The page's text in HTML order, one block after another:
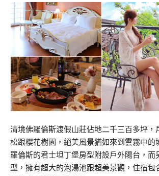
清境佛羅倫斯渡假山莊佔地二千三百多坪，
松跟櫻花樹園，絕美風景猶如來到雲霧中的
羅倫斯的君士坦丁堡房型附設戶外陽台，而
型，擁有超大的泡湯池跟超美景觀，住宿包